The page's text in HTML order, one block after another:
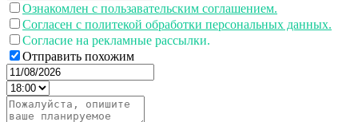
Ознакомлен с пользавательским соглашением.
Согласен с политекой обработки персональных данных.
Согласие на рекламные рассылки.
Отправить похожим